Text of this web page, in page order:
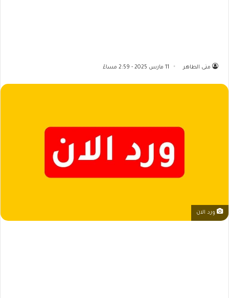
منى الطاهر 11 مارس 2025 - 2:59 مساءً
ورد الان